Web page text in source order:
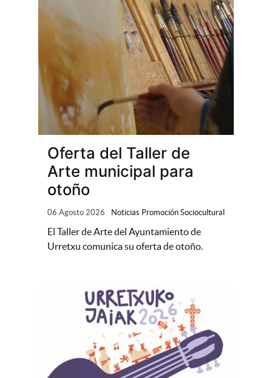
Oferta del Taller de
Arte municipal para
otoño
06 Agosto 2026 Noticias Promoción Sociocultural
El Taller de Arte del Ayuntamiento de
Urretxu comunica su oferta de otoño.